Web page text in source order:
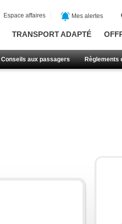
TRANSPORT ADAPTÉ
Conseils aux passagers Règlements
Espace affaires Mes alertes